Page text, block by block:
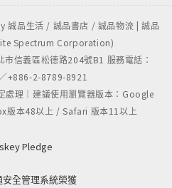
品生活 / 誠品書店 / 誠品物流 | 誠品
Spectrum Corporation)
信義區松德路204號B1 服務電話：
+886-2-8789-8921
處理｜建議使用瀏覽器版本：Google
版本48以上 / Safari 版本11以上
Pledge
安全管理系統榮獲